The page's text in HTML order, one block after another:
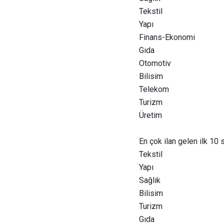
Tekstil
Yapı
Finans-Ekonomi
Gıda
Otomotiv
Bilisim
Telekom
Turizm
Üretim
En çok ilan gelen ilk 10
Tekstil
Yapı
Sağlık
Bilisim
Turizm
Gıda